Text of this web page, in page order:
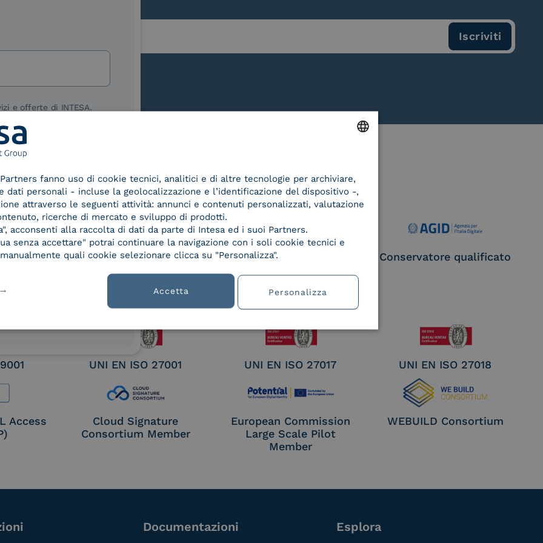
Trust
/
Service Provider e
Service Provider e
Conservatore qualificato
UNI EN ISO 27001 UNI EN ISO 27017 UNI EN ISO 27018
Access
Cloud Signature
Consortium Member
European Commission
Large Scale Pilot
Member
WEBUILD Consortium
e offerte di INTESA.
di INTESA.
inviando una e-mail
se non si desidera ricevere
facendo clic sul
e-mail.
nelle Norme di tutela della
di aver letto e compreso
Documentazioni Esplora
ITALIAN
fanno uso di cookie tecnici, analitici e di altre tecnologie per archiviare,
dati personali - incluse la geolocalizzazione e l’identificazione del dispositivo -,
attraverso le seguenti attività: annunci e contenuti personalizzati, valutazione
ricerche di mercato e sviluppo di prodotti.
acconsenti alla raccolta di dati da parte di Intesa ed i suoi Partners.
senza accettare" potrai continuare la navigazione con i soli cookie tecnici e
quali cookie selezionare clicca su "Personalizza".
Accetta Personalizza